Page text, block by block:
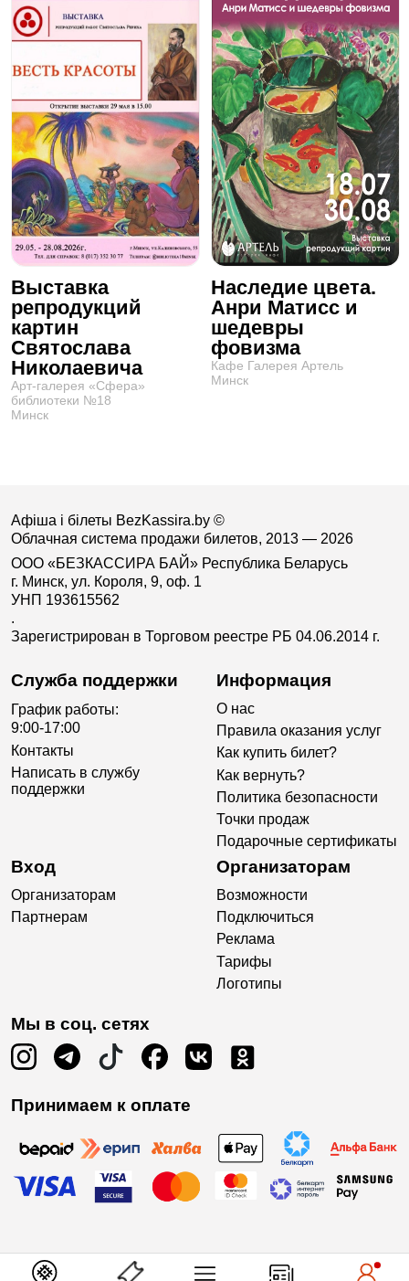
Выставка
репродукций
картин
Святослава
Николаевича
Арт-галерея «Сфера»
библиотеки №18
Минск
Наследие цвета.
Анри Матисс и
шедевры
фовизма
Кафе Галерея Артель
Минск
Афіша і білеты BezKassira.by ©
Облачная система продажи билетов, 2013 — 2026
ООО «БЕЗКАССИРА БАЙ» Республика Беларусь
г. Минск, ул. Короля, 9, оф. 1
УНП 193615562
.
Зарегистрирован в Торговом реестре РБ 04.06.2014 г.
Служба поддержки
График работы:
9:00-17:00
Контакты
Написать в службу
поддержки
Информация
О нас
Правила оказания услуг
Как купить билет?
Как вернуть?
Политика безопасности
Точки продаж
Подарочные сертификаты
Вход
Организаторам
Партнерам
Организаторам
Возможности
Подключиться
Реклама
Тарифы
Логотипы
Мы в соц. сетях
Принимаем к оплате